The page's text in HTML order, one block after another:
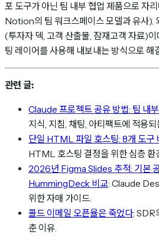
포 도구가 아닌 팀 내부 협업 제품으로 자
Notion의 팀 워크스페이스 모델과 유사).
(투자자 덱, 고객 산출물, 잠재고객 자료)
팅 레이어를 사용해 내보내는 방식으로 해
관련 글:
Claude 프로젝트 공유 방법: 팀 내
지식, 지침, 채팅, 아티팩트에 적용
단일 HTML 파일 호스팅: 8개 도구
HTML 호스팅 결정을 위한 심층 환
2026년 Figma Slides 추적: 기본
HummingDeck 비교: Claude
위한 자매 가이드.
콜드 이메일 오픈율은 죽었다: SDR
춘 이유.